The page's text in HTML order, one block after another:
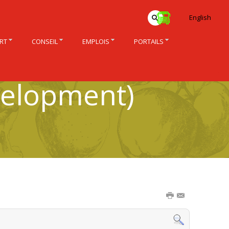
English
CONSEIL EMPLOIS PORTAILS